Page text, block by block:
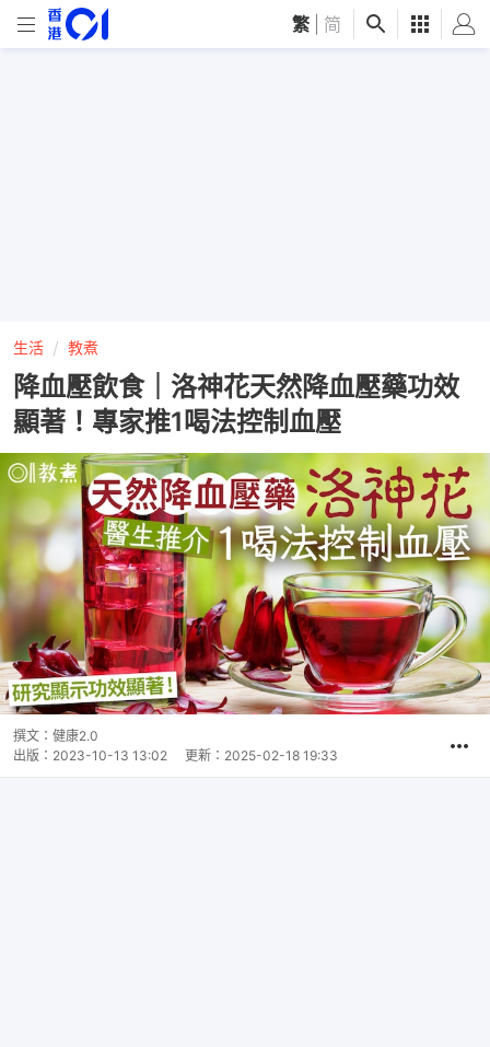
繁 简
生活 教煮
降血壓飲食｜洛神花天然降血壓藥功效
顯著！專家推1喝法控制血壓
撰文： 健康2.0
出版： 2023-10-13 13:02 更新： 2025-02-18 19:33